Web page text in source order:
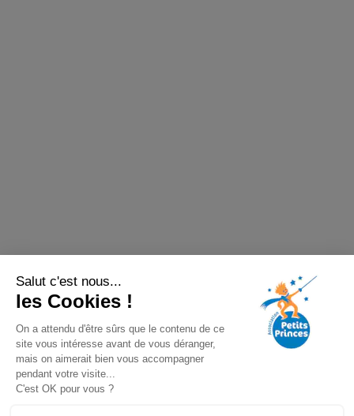
Salut c'est nous...
les Cookies !
On a attendu d'être sûrs que le contenu de ce
site vous intéresse avant de vous déranger,
mais on aimerait bien vous accompagner
pendant votre visite...
C'est OK pour vous ?